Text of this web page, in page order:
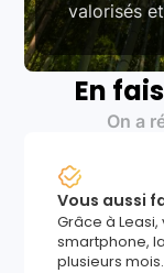
valorisés
En
On a
Vous aussi
Grâce à
smartphone,
plusieurs mois.